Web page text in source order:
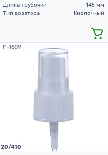
Длина трубочки
145 мм
Тип дозатора
Кнопочный
F-1809
20/410